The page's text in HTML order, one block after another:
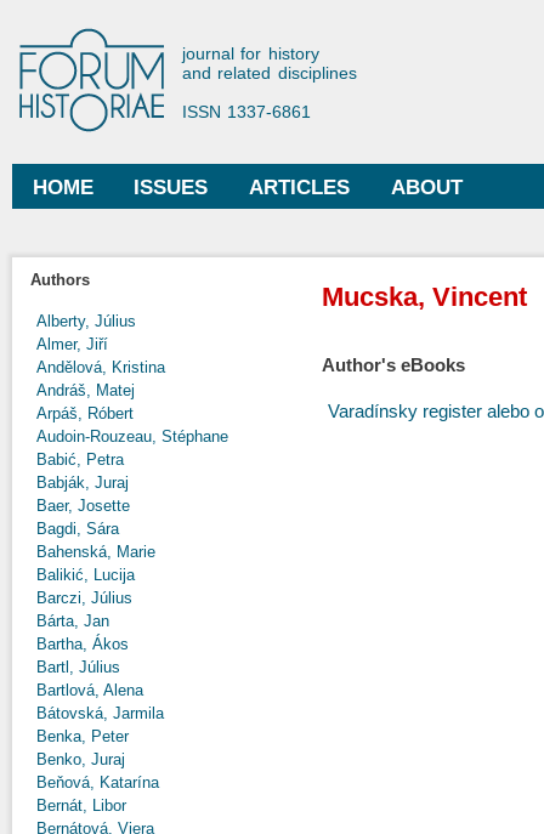
Forum Historiae
journal for history
and related disciplines
ISSN 1337-6861
Main menu
HOME ISSUES ARTICLES ABOUT
Authors
Alberty, Július
Almer, Jiří
Andělová, Kristina
Andráš, Matej
Arpáš, Róbert
Audoin-Rouzeau, Stéphane
Babić, Petra
Babják, Juraj
Baer, Josette
Bagdi, Sára
Bahenská, Marie
Balikić, Lucija
Barczi, Július
Bárta, Jan
Bartha, Ákos
Bartl, Július
Bartlová, Alena
Bátovská, Jarmila
Benka, Peter
Benko, Juraj
Beňová, Katarína
Bernát, Libor
Bernátová, Viera
Mucska, Vincent
Author's eBooks
Varadínsky register alebo